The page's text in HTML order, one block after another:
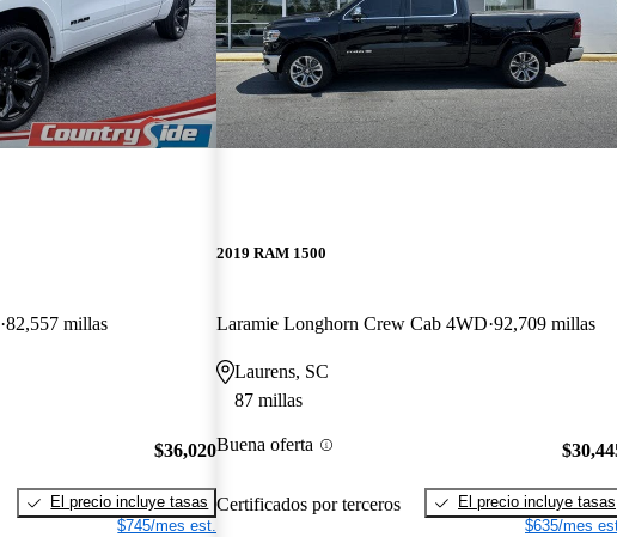
82,557 millas
$36,020
El precio incluye tasas
$745/mes est.
2019 RAM 1500
Laramie Longhorn Crew Cab 4WD 92,709 millas
Laurens, SC
87 millas
Buena oferta
Certificados por terceros
El precio incluye tasas
$635/mes